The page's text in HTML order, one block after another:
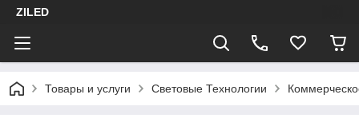
ZILED
Товары и услуги Световые Технологии